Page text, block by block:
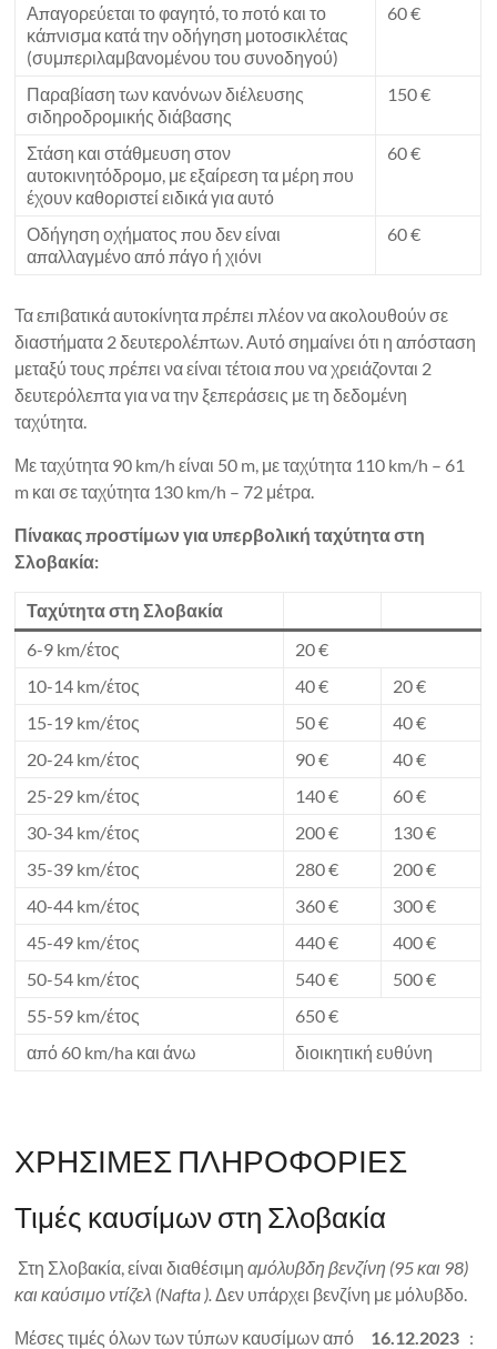
Απαγορεύεται το φαγητό, το ποτό και το
κάπνισμα κατά την οδήγηση μοτοσικλέτας
(συμπεριλαμβανομένου του συνοδηγού)
60 €
Παραβίαση των κανόνων διέλευσης
σιδηροδρομικής διάβασης
150 €
Στάση και στάθμευση στον
αυτοκινητόδρομο, με εξαίρεση τα μέρη που
έχουν καθοριστεί ειδικά για αυτό
60 €
Οδήγηση οχήματος που δεν είναι
απαλλαγμένο από πάγο ή χιόνι
60 €
Τα επιβατικά αυτοκίνητα πρέπει πλέον να ακολουθούν σε
διαστήματα 2 δευτερολέπτων. Αυτό σημαίνει ότι η απόσταση
μεταξύ τους πρέπει να είναι τέτοια που να χρειάζονται 2
δευτερόλεπτα για να την ξεπεράσεις με τη δεδομένη
ταχύτητα.
Με ταχύτητα 90 km/h είναι 50 m, με ταχύτητα 110 km/h – 61
m και σε ταχύτητα 130 km/h – 72 μέτρα.
Πίνακας προστίμων για υπερβολική ταχύτητα στη
Σλοβακία:
Ταχύτητα στη Σλοβακία
6-9 km/έτος
20 €
10-14 km/έτος
40 €
20 €
15-19 km/έτος
50 €
40 €
20-24 km/έτος
90 €
40 €
25-29 km/έτος
140 €
60 €
30-34 km/έτος
200 €
130 €
35-39 km/έτος
280 €
200 €
40-44 km/έτος
360 €
300 €
45-49 km/έτος
440 €
400 €
50-54 km/έτος
540 €
500 €
55-59 km/έτος
650 €
από 60 km/ha και άνω
διοικητική ευθύνη
ΧΡΗΣΙΜΕΣ ΠΛΗΡΟΦΟΡΙΕΣ
Τιμές καυσίμων στη Σλοβακία
Στη Σλοβακία, είναι διαθέσιμηαμόλυβδη βενζίνη (95 και 98)
και καύσιμο ντίζελ (Nafta ). Δεν υπάρχει βενζίνη με μόλυβδο.
Μέσες τιμές όλων των τύπων καυσίμων από 16.12.2023 :